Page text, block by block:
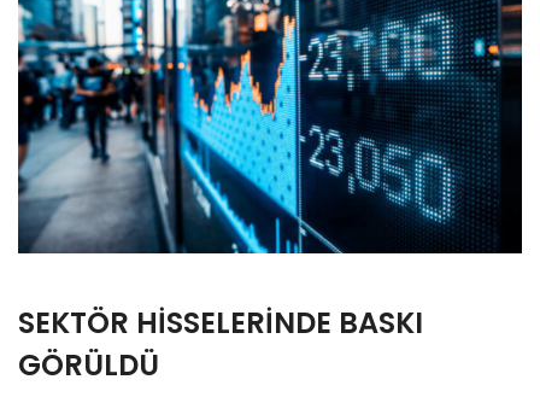
SEKTÖR HİSSELERİNDE BASKI
GÖRÜLDÜ